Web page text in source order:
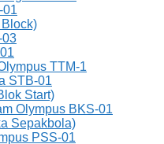
01
03
TTM-1
STB-01
Start)
Olympus BKS-01
Sepakbola)
PSS-01